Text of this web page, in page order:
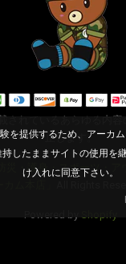
シリーズ
ィサーモ
ラ ハイク
ィー ポ
線 Pouch
されているあらゆる内容
止します。
災・護身・スポーツ・ア
Powered by Shopify
を提供するため、アーカ
したままサイトの使用を
け入れに同意下さい。